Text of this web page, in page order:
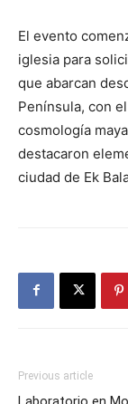
El evento
iglesia para
que abarcan
Península, con
cosmología
destacaron
ciudad de Ek
Previous article